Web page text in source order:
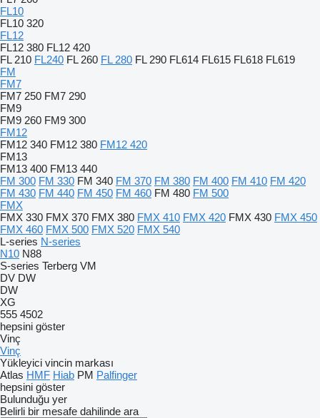
FL10
FL10 320
FL12
FL12 380 FL12 420
FL 210 FL240 FL 260 FL 280 FL 290 FL614 FL615 FL618 FL619
FM
FM7
FM7 250 FM7 290
FM9
FM9 260 FM9 300
FM12
FM12 340 FM12 380 FM12 420
FM13
FM13 400 FM13 440
FM 300 FM 330 FM 340 FM 370 FM 380 FM 400 FM 410 FM 420
FM 430 FM 440 FM 450 FM 460 FM 480 FM 500
FMX
FMX 330 FMX 370 FMX 380 FMX 410 FMX 420 FMX 430 FMX 450
FMX 460 FMX 500 FMX 520 FMX 540
L-series N-series
N10 N88
S-series Terberg VM
DV DW
DW
XG
555 4502
hepsini göster
Vinç
Vinç
Yükleyici vincin markası
Atlas HMF Hiab PM Palfinger
hepsini göster
Bulunduğu yer
Belirli bir mesafe dahilinde ara